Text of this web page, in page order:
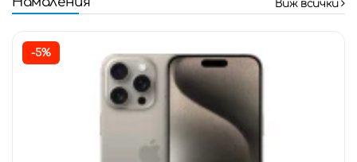
Виж всички
-5%